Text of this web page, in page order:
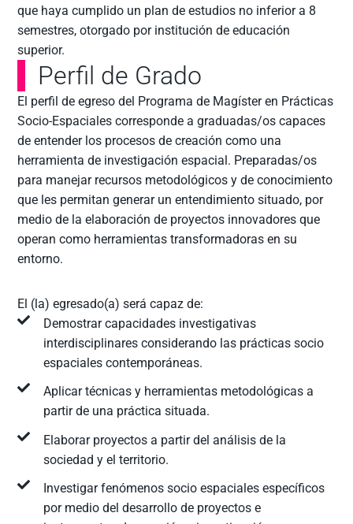
que haya cumplido un plan de estudios no inferior a 8
semestres, otorgado por institución de educación
superior.
Perfil de Grado
El perfil de egreso del Programa de Magíster en Prácticas
Socio-Espaciales corresponde a graduadas/os capaces
de entender los procesos de creación como una
herramienta de investigación espacial. Preparadas/os
para manejar recursos metodológicos y de conocimiento
que les permitan generar un entendimiento situado, por
medio de la elaboración de proyectos innovadores que
operan como herramientas transformadoras en su
entorno.
El (la) egresado(a) será capaz de:
Demostrar capacidades investigativas
interdisciplinares considerando las prácticas socio
espaciales contemporáneas.
Aplicar técnicas y herramientas metodológicas a
partir de una práctica situada.
Elaborar proyectos a partir del análisis de la
sociedad y el territorio.
Investigar fenómenos socio espaciales específicos
por medio del desarrollo de proyectos e